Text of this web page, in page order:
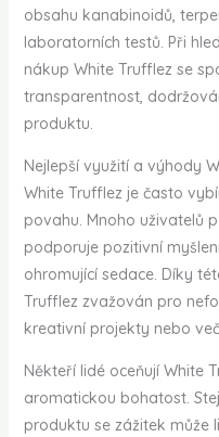
obsahu kanabinoidů,
laboratorních testů. Při
nákup White Trufflez se
transparentnost,
produktu.
Nejlepší využití a výhody
White Trufflez je často
povahu. Mnoho uživatelů
podporuje pozitivní
ohromující sedace. Díky
Trufflez zvažován pro
kreativní projekty nebo
Někteří lidé oceňují White
aromatickou bohatost.
produktu se zážitek může